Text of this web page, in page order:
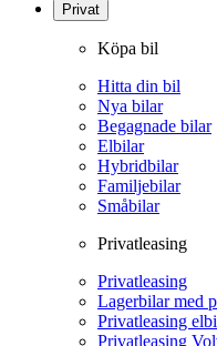
Privat
Köpa bil
Hitta din bil
Nya bilar
Begagnade bilar
Elbilar
Hybridbilar
Familjebilar
Småbilar
Privatleasing
Privatleasing
Lagerbilar med
Privatleasing
Privatleasing